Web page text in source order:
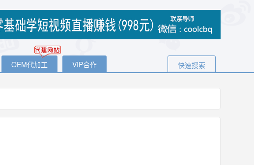
OEM代加工 VIP合作 快速搜索